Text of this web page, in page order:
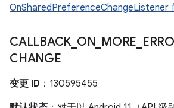
OnSharedPreferenceChangeListener
CALLBACK ON MORE
CHANGE
变更 ID ：130595455